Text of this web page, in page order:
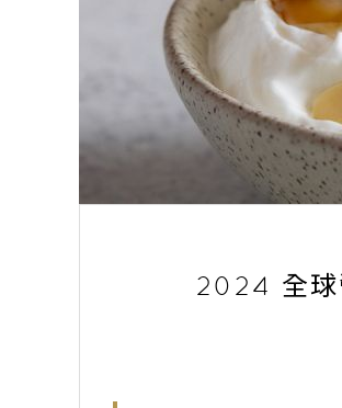
2024 全球